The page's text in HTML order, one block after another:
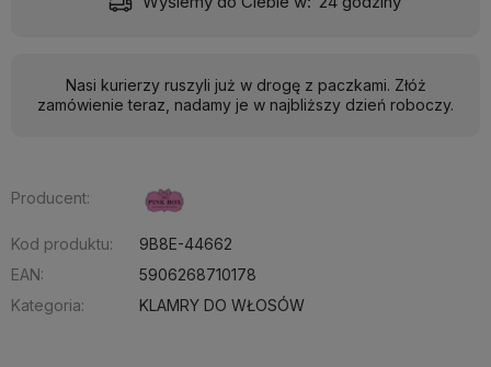
Nasi kurierzy ruszyli już w drogę z paczkami. Złóż
zamówienie teraz, nadamy je w najbliższy dzień roboczy.
Producent:
Kod produktu:
9B8E-44662
EAN:
5906268710178
Kategoria:
KLAMRY DO WŁOSÓW